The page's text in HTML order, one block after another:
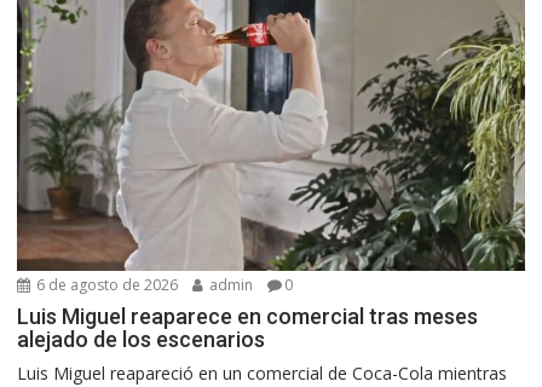
6 de agosto de 2026 admin 0
Luis Miguel reaparece en comercial tras meses
alejado de los escenarios
Luis Miguel reapareció en un comercial de Coca-Cola mientras